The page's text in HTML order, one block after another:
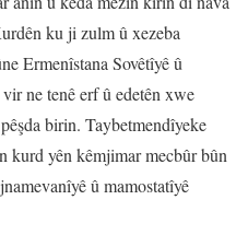
ku ji zulm û xezeba
Ermenîstana Sovêtîyê û
ne tenê erf û edetên xwe
birin. Taybetmendîyeke
kurd yên kêmjimar mecbûr bûn
û mamostatîyê